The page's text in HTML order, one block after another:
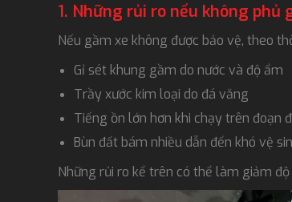
1. Những rủi ro nếu không phủ
Nếu gầm xe không được bảo vệ, theo
Gỉ sét khung gầm do nước và độ ẩm
Trầy xước kim loại do đá văng
Tiếng ồn lớn hơn khi chạy trên đoạn
Bùn đất bám nhiều dẫn đến khó vệ
Những rủi ro kể trên có thể làm giảm